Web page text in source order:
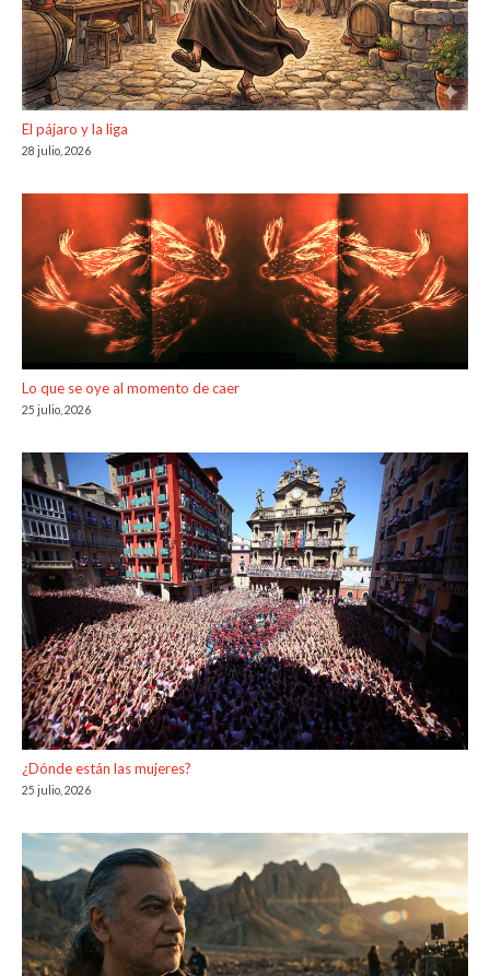
El pájaro y la liga
28 julio, 2026
Lo que se oye al momento de caer
25 julio, 2026
¿Dónde están las mujeres?
25 julio, 2026